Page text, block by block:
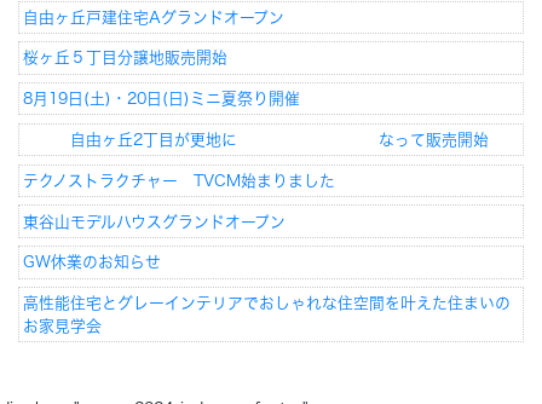
自由ヶ丘戸建住宅Aグランドオープン
桜ヶ丘５丁目分譲地販売開始
8月19日(土)・20日(日)ミニ夏祭り開催
自由ヶ丘2丁目が更地に なって販売開始
テクノストラクチャー TVCM始まりました
東谷山モデルハウスグランドオープン
GW休業のお知らせ
高性能住宅とグレーインテリアでおしゃれな住空間を叶えた住まいの
お家見学会